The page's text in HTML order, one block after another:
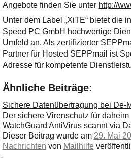
Angebote finden Sie unter http://
Unter dem Label „XiTE“ bietet die
Speed PC GmbH hochwertige
Umfeld an. Als zertifizierter
Partner für Hosted SEPPmail ist
Adresse für kompetente
Ähnliche Beiträge:
Sichere Datenübertragung bei De-
Der sichere Virenschutz für daheim
WatchGuard AntiVirus scannt via
Dieser Beitrag wurde am 29. Mai
Nachrichten von Mailhilfe
-